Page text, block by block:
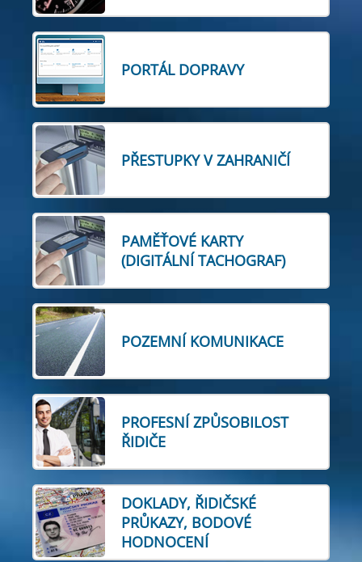
PORTÁL DOPRAVY
PŘESTUPKY V ZAHRANIČÍ
PAMĚŤOVÉ KARTY
(DIGITÁLNÍ TACHOGRAF)
POZEMNÍ KOMUNIKACE
PROFESNÍ ZPŮSOBILOST
ŘIDIČE
DOKLADY, ŘIDIČSKÉ
PRŮKAZY, BODOVÉ
HODNOCENÍ